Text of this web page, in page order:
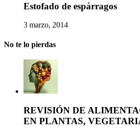
Estofado de espárragos
3 marzo, 2014
No te lo pierdas
REVISIÓN DE
EN PLANTAS,